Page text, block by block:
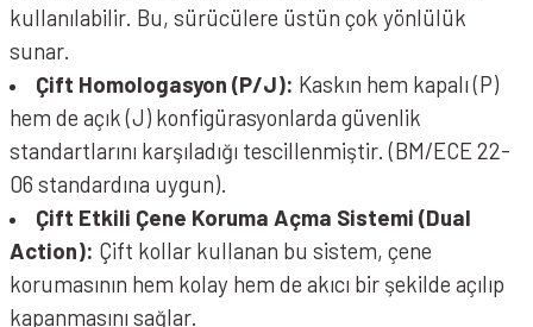
kullanılabilir. Bu, sürücülere üstün çok yönlülük
sunar.
Çift Homologasyon (P/J): Kaskın hem kapalı (P)
hem de açık (J) konfigürasyonlarda güvenlik
standartlarını karşıladığı tescillenmiştir. (BM/ECE 22-
06 standardına uygun).
Çift Etkili Çene Koruma Açma Sistemi (Dual
Action): Çift kollar kullanan bu sistem, çene
korumasının hem kolay hem de akıcı bir şekilde açılıp
kapanmasını sağlar.